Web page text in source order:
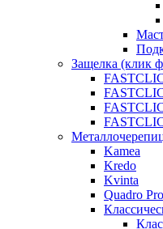
Защелка (клик
Kamea
Kredo
Kvinta
Quadro